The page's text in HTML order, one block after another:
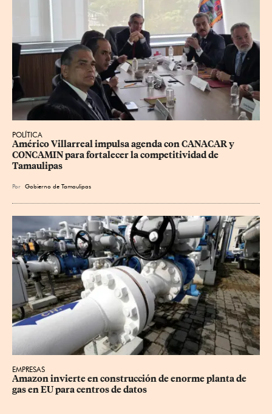
POLÍTICA
Américo Villarreal impulsa agenda con CANACAR y
CONCAMIN para fortalecer la competitividad de
Tamaulipas
Por Gobierno de Tamaulipas
EMPRESAS
Amazon invierte en construcción de enorme planta de
gas en EU para centros de datos